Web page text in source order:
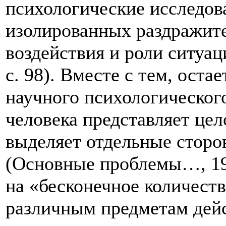
психологические
изолированных
воздействия и роли
с. 98). Вместе с тем,
научного
человека пре­дставляет
выделяет отдельные
(Основные проблемы…,
на «бесконечное
различным предметам